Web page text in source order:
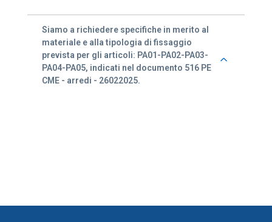
Siamo a richiedere specifiche in merito al
materiale e alla tipologia di fissaggio
prevista per gli articoli: PA01-PA02-PA03-
PA04-PA05, indicati nel documento 516 PE
CME - arredi - 26022025.